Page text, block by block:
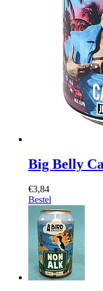
Big Belly
€3,84
Bestel